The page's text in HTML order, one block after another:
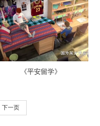
《平安留学》
下一页